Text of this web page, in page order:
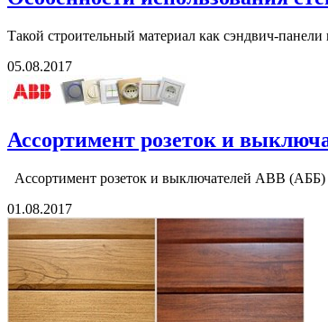
Такой строительный материал как сэндвич-
05.08.2017
Ассортимент розеток и
Ассортимент розеток и выключателей АВВ (АББ)
01.08.2017